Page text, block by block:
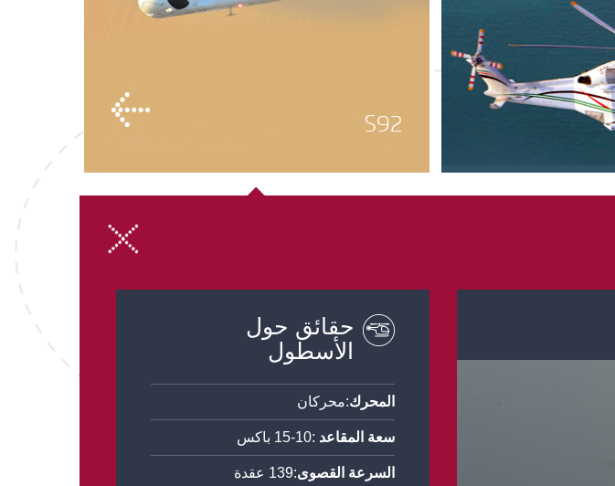
S92
حقائق حول
الأسطول
المحرك:محركان
سعة المقاعد :10-15 باكس
السرعة القصوى:139 عقدة